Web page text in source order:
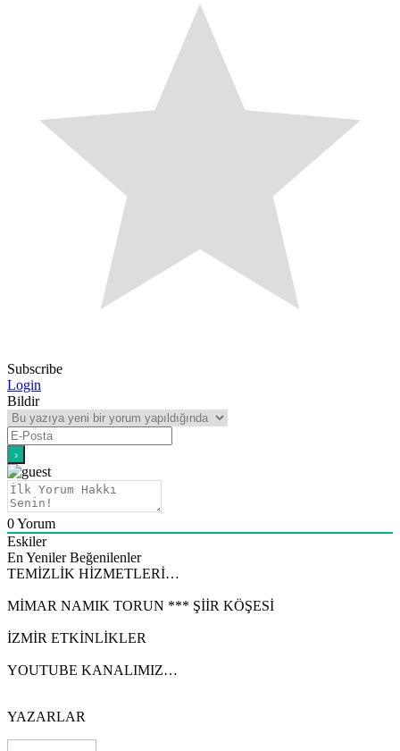
Subscribe
Login
Bildir
0Yorum
Eskiler
En Yeniler Beğenilenler
TEMİZLİK HİZMETLERİ…
MİMAR NAMIK TORUN *** ŞİİR KÖŞESİ
İZMİR ETKİNLİKLER
YOUTUBE KANALIMIZ…
YAZARLAR